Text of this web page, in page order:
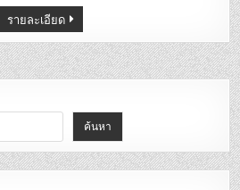
รายละเอียด
ค้นหา